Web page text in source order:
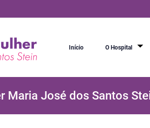
Início O Hospital
Maria José dos Santos